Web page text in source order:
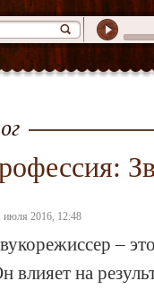
июля 2016, 12:48
–
влияет на